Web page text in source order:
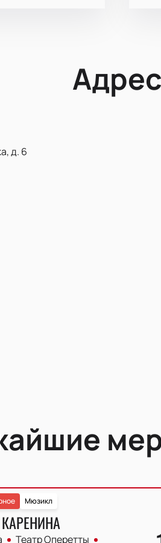
Адрес
д. 6
Мюзикл
Театр Оперетты